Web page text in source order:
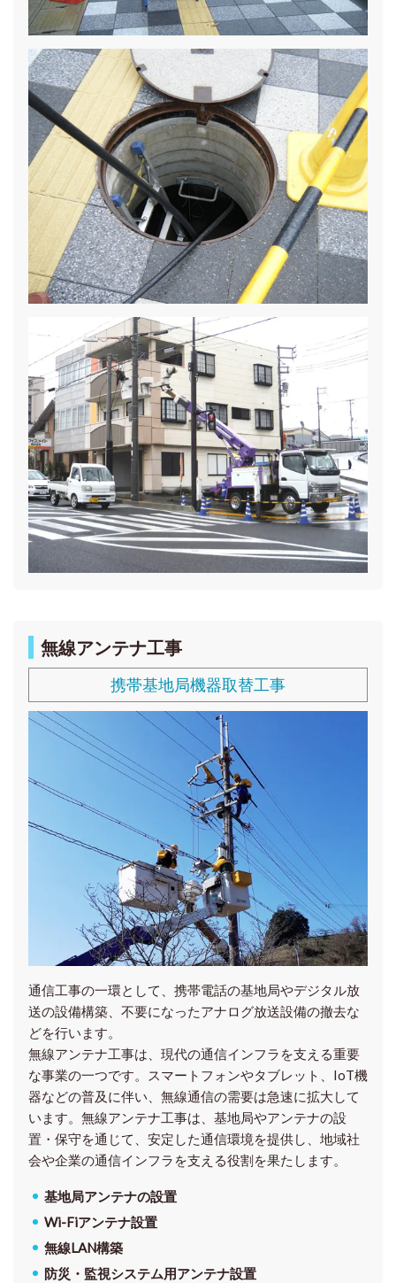
無線アンテナ工事
携帯基地局機器取替工事
通信工事の一環として、携帯電話の基地局やデジタル放
送の設備構築、不要になったアナログ放送設備の撤去な
どを行います。
無線アンテナ工事は、現代の通信インフラを支える重要
な事業の一つです。スマートフォンやタブレット、IoT機
器などの普及に伴い、無線通信の需要は急速に拡大して
います。無線アンテナ工事は、基地局やアンテナの設
置・保守を通じて、安定した通信環境を提供し、地域社
会や企業の通信インフラを支える役割を果たします。
基地局アンテナの設置
Wi-Fiアンテナ設置
無線LAN構築
防災・監視システム用アンテナ設置